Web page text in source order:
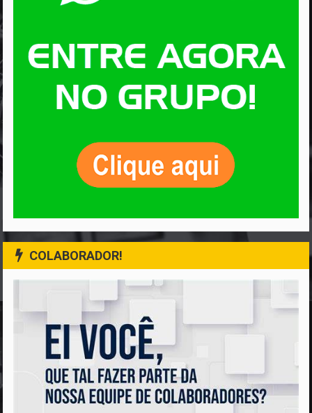
COLABORADOR!